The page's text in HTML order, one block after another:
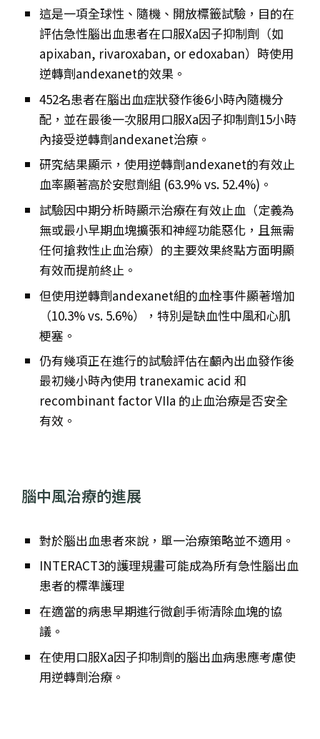
這是一項全球性、隨機、開放標籤試驗，目的在
評估急性腦出血患者在口服Xa因子抑制劑（如
apixaban, rivaroxaban, or edoxaban）時使用
逆轉劑andexanet的效果。
452名患者在腦出血症狀發作後6小時內隨機分
配，並在最後一次服用口服Xa因子抑制劑15小時
內接受逆轉劑andexanet治療。
研究結果顯示，使用逆轉劑andexanet的有效止
血率顯著高於安慰劑組 (63.9% vs. 52.4%)。
試驗因中期分析時顯示治療在有效止血（定義為
無或最小早期血塊擴張和神經功能惡化，且無需
任何搶救性止血治療）的主要效果終點方面明顯
有效而提前終止。
但使用逆轉劑andexanet組的血栓事件顯著增加
（10.3% vs. 5.6%），特別是缺血性中風和心肌
梗塞。
仍有幾項正在進行的試驗評估在顱內出血發作後
最初幾小時內使用 tranexamic acid 和
recombinant factor VIIa 的止血治療是否安全
有效。
腦中風治療的進展
對於腦出血患者來說，單一治療策略並不適用。
INTERACT3的護理規畫可能成為所有急性腦出血
患者的標準護理
在適當的病患早期進行微創手術清除血塊的協
議。
在使用口服Xa因子抑制劑的腦出血病患應考慮使
用逆轉劑治療。